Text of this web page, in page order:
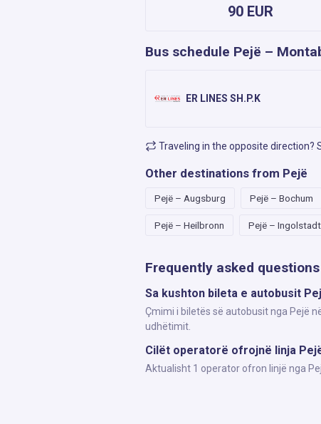
90 EUR
Bus schedule Pejë –
ER LINES SH.P.K
Traveling in the opposite direction?
Other destinations from Pejë
Pejë – Augsburg Pejë – Bochum
Pejë – Heilbronn Pejë – Ingolstadt
Frequently asked questions
Sa kushton bileta e autobusit
Çmimi i biletës së autobusit nga Pejë
udhëtimit.
Cilët operatorë ofrojnë linja
Aktualisht 1 operator ofron linjë nga